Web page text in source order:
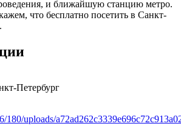
и ближайшую станцию метро.
что бесплатно посетить в Санкт-
Петербург
180/uploads/